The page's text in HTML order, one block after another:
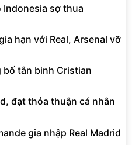
Indonesia sợ thua
hạn với Real, Arsenal vỡ
bố tân binh Cristian
đạt thỏa thuận cá nhân
gia nhập Real Madrid